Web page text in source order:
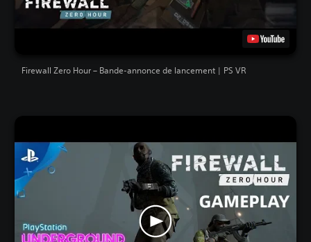
Firewall Zero Hour – Bande-annonce de lancement | PS VR